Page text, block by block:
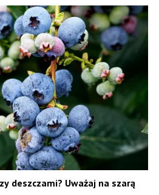
deszczami? Uważaj na szarą